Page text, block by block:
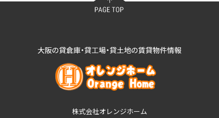
株式会社オレンジホーム